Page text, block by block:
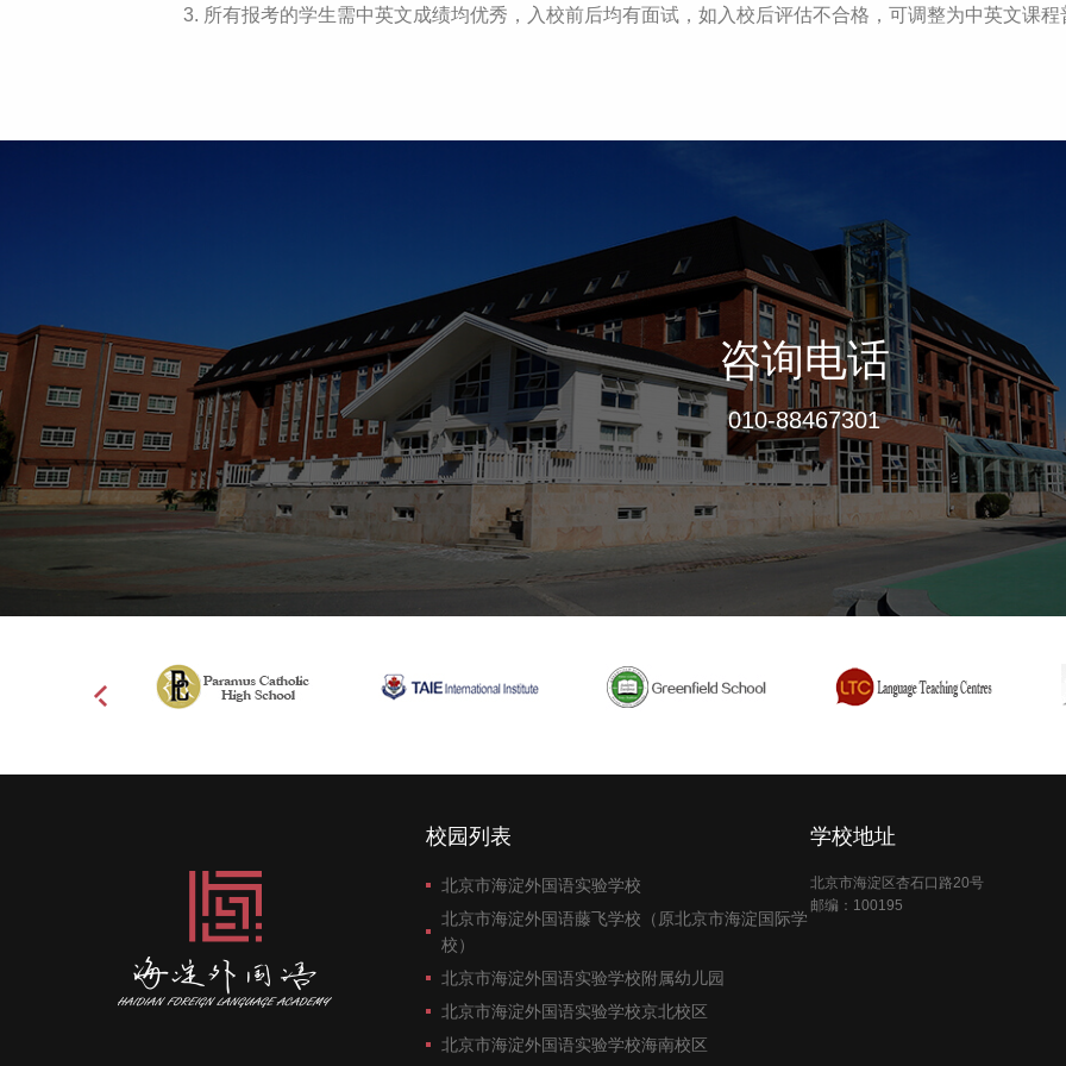
3. 所有报考的学生需中英文成绩均优秀，入校前后均有面试，如入校后评估不合格，可调整为中英文课程
咨询电话
010-88467301
校园列表
北京市海淀外国语实验学校
北京市海淀外国语藤飞学校（原北京市海淀国际学
校）
北京市海淀外国语实验学校附属幼儿园
北京市海淀外国语实验学校京北校区
北京市海淀外国语实验学校海南校区
学校地址
北京市海淀区杏石口路20号
邮编：100195